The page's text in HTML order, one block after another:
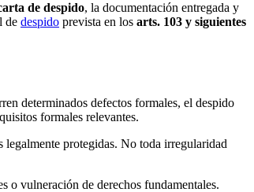
de despido, la documentación entregada y
de despido prevista en los arts. 103 y siguientes
determinados defectos formales, el despido
formales relevantes.
legalmente protegidas. No toda irregularidad
o vulneración de derechos fundamentales.